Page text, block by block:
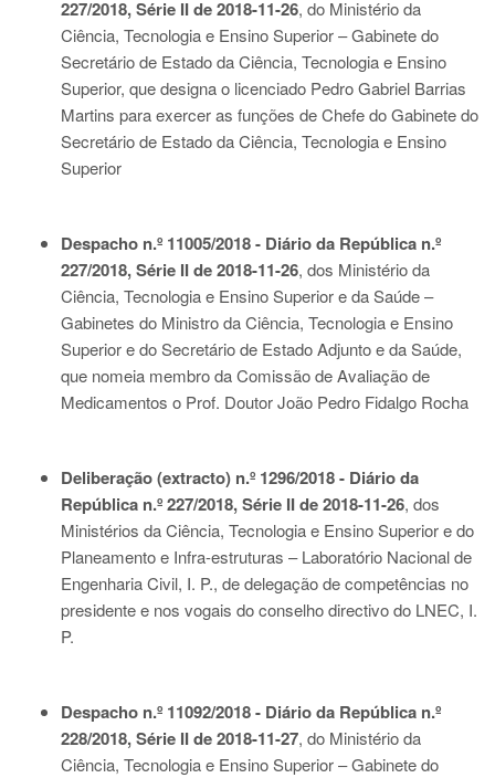
227/2018, Série II de 2018-11-26, do Ministério da
Ciência, Tecnologia e Ensino Superior – Gabinete do
Secretário de Estado da Ciência, Tecnologia e Ensino
Superior, que designa o licenciado Pedro Gabriel Barrias
Martins para exercer as funções de Chefe do Gabinete do
Secretário de Estado da Ciência, Tecnologia e Ensino
Superior
Despacho n.º 11005/2018 - Diário da República n.º
227/2018, Série II de 2018-11-26, dos Ministério da
Ciência, Tecnologia e Ensino Superior e da Saúde –
Gabinetes do Ministro da Ciência, Tecnologia e Ensino
Superior e do Secretário de Estado Adjunto e da Saúde,
que nomeia membro da Comissão de Avaliação de
Medicamentos o Prof. Doutor João Pedro Fidalgo Rocha
Deliberação (extracto) n.º 1296/2018 - Diário da
República n.º 227/2018, Série II de 2018-11-26, dos
Ministérios da Ciência, Tecnologia e Ensino Superior e do
Planeamento e Infra-estruturas – Laboratório Nacional de
Engenharia Civil, I. P., de delegação de competências no
presidente e nos vogais do conselho directivo do LNEC, I.
P.
Despacho n.º 11092/2018 - Diário da República n.º
228/2018, Série II de 2018-11-27, do Ministério da
Ciência, Tecnologia e Ensino Superior – Gabinete do